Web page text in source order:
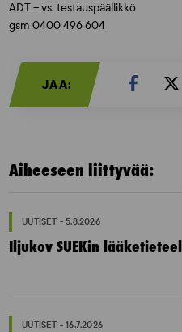
ADT – vs. testauspäällikkö
gsm 0400 496 604
JAA:
Aiheeseen liittyvää:
UUTISET - 5.8.2026
Iljukov SUEKin
UUTISET - 16.7.2026